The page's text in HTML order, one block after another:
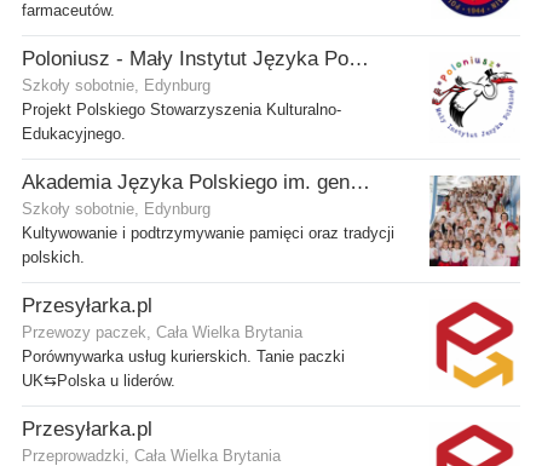
farmaceutów.
Poloniusz - Mały Instytut Języka Polskiego
Szkoły sobotnie, Edynburg
Projekt Polskiego Stowarzyszenia Kulturalno-
Edukacyjnego.
Akademia Języka Polskiego im. gen. Stanisława Maczka przy ECP
Szkoły sobotnie, Edynburg
Kultywowanie i podtrzymywanie pamięci oraz tradycji
polskich.
Przesyłarka.pl
Przewozy paczek, Cała Wielka Brytania
Porównywarka usług kurierskich. Tanie paczki
UK⇆Polska u liderów.
Przesyłarka.pl
Przeprowadzki, Cała Wielka Brytania